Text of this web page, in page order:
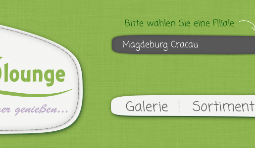
Bitte wählen Sie eine Filiale
Magdeburg Cracau
Galerie Sortiment